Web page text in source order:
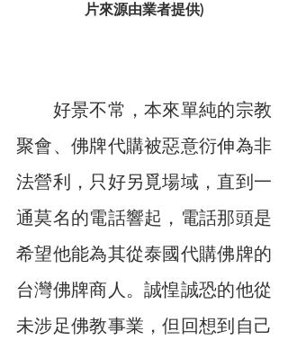
片來源由業者提供)
好景不常，本來單純的宗教
聚會、佛牌代購被惡意衍伸為非
法營利，只好另覓場域，直到一
通莫名的電話響起，電話那頭是
希望他能為其從泰國代購佛牌的
台灣佛牌商人。誠惶誠恐的他從
未涉足佛教事業，但回想到自己